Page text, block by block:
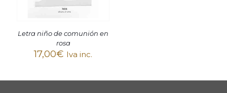
Letra niño de comunión en
rosa
17,00€ Iva inc.